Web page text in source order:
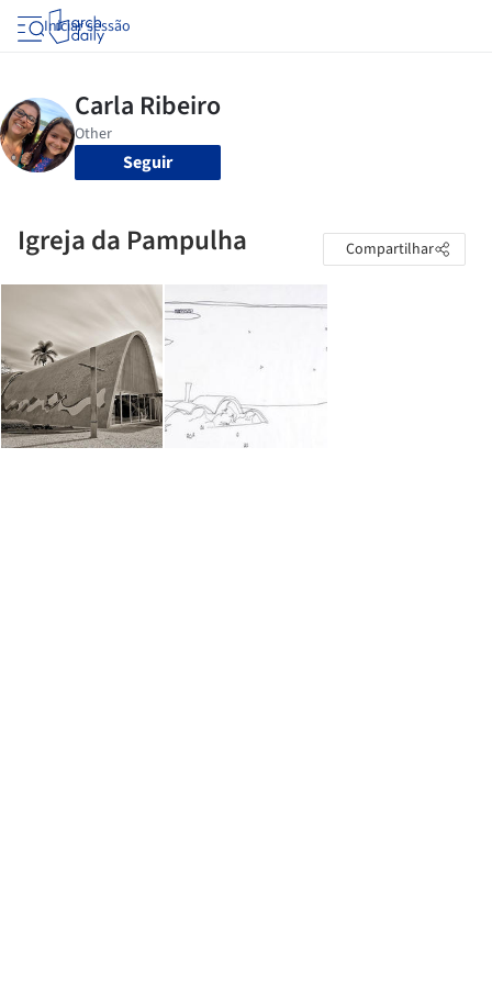
Iniciar sessão
Seguir
Igreja da Pampulha Compartilhar